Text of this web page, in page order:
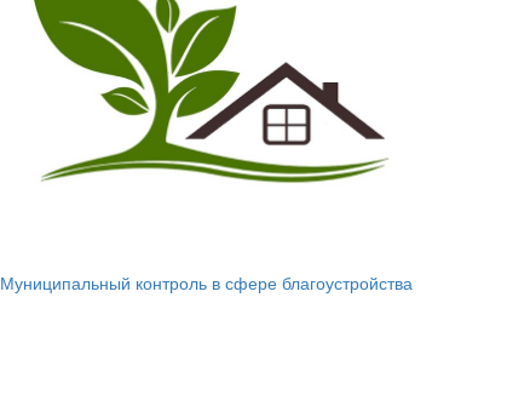
Муниципальный контроль в сфере благоустройства